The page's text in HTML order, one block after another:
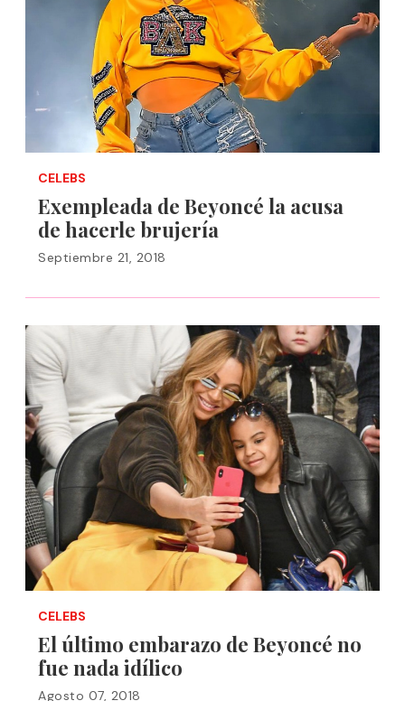
CELEBS
Exempleada de Beyoncé la acusa
de hacerle brujería
Septiembre 21, 2018
CELEBS
El último embarazo de Beyoncé no
fue nada idílico
Agosto 07, 2018